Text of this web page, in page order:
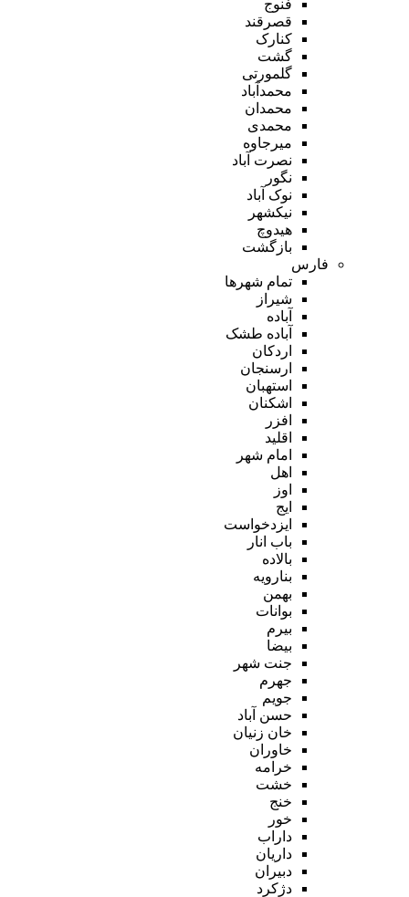
فنوج
قصرقند
کنارک
گشت
گلمورتی
محمدآباد
محمدان
محمدی
میرجاوه
نصرت آباد
نگور
نوک آباد
نیکشهر
هیدوچ
بازگشت
فارس
تمام شهر‌ها
شیراز
آباده
آباده طشک
اردکان
ارسنجان
استهبان
اشکنان
افزر
اقلید
امام شهر
اهل
اوز
ایج
ایزدخواست
باب انار
بالاده
بنارویه
بهمن
بوانات
بیرم
بیضا
جنت شهر
جهرم
جویم
حسن آباد
خان زنیان
خاوران
خرامه
خشت
خنج
خور
داراب
داریان
دبیران
دژکرد